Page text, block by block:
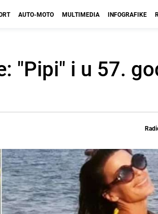
AUTO-MOTO MULTIMEDIA INFOGRAFIKE
"Pipi" i u 57.